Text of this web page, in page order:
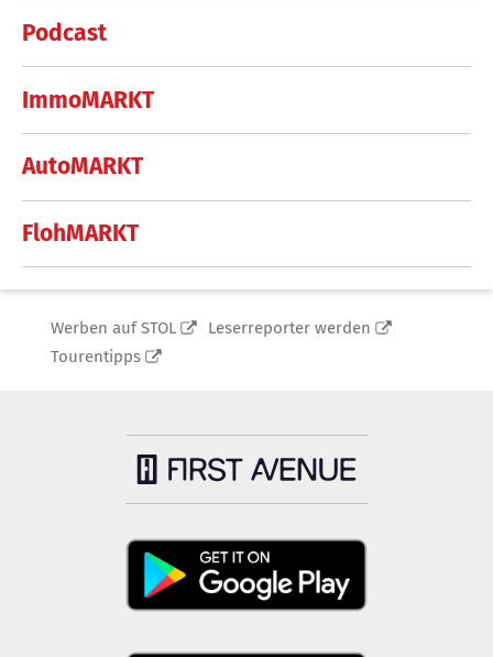
Podcast
ImmoMARKT
AutoMARKT
FlohMARKT
Werben auf STOL
Leserreporter werden
Tourentipps